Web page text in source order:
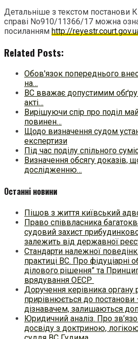
Детальніше з текстом постанови
справі No910/11366/17 можна
посиланням http://
Related Posts:
Обов'язок попереднього
на…
ВС вважає допустимим
акті…
Вирішуючи спір про поділ
повинен…
Щодо визначення судом
експертизи
Під час поділу спільного
Визначення обсягу доказів,
дослідженню…
Останні новини
Пішов з життя київський
Право співвласника
судовий захист
залежить від державної
Стандарти належної
практиці ВC. Про фідуціарні
ділового рішення” та
врядування ОЕСР
Доручення керівника органу
прирівнюється до постанови
дізнавачем, залишаються
Юридичний аналіз. Про
досвіду з доктриною,